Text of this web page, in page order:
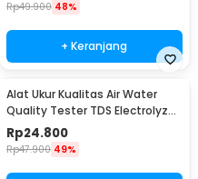
Rp49.900 48%
+ Keranjang
Alat Ukur Kualitas Air Water
Quality Tester TDS Electrolyzer
- JJ2850
Rp24.800
Rp47.900 49%